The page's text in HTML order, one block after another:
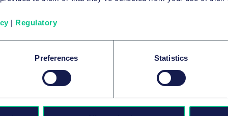
| Regulatory
Preferences Statistics
品牌与广告业
New rules on pricing